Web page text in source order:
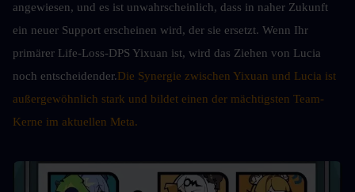
angewiesen, und es ist unwahrscheinlich, dass in naher Zukunft
ein neuer Support erscheinen wird, der sie ersetzt. Wenn Ihr
primärer Life-Loss-DPS Yixuan ist, wird das Ziehen von Lucia
noch entscheidender.Die Synergie zwischen Yixuan und Lucia ist
außergewöhnlich stark und bildet einen der mächtigsten Team-
Kerne im aktuellen Meta.